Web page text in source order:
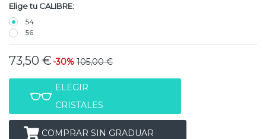
Elige tu CALIBRE:
54
56
73,50 €-30% 105,00 €
ELEGIR
CRISTALES
COMPRAR SIN GRADUAR